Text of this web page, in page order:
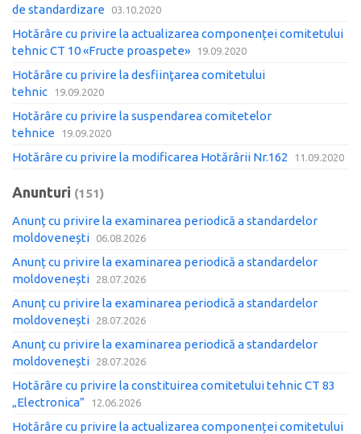
de standardizare
03.10.2020
Hotărâre cu privire la actualizarea componenței comitetului
tehnic CT 10 «Fructe proaspete»
19.09.2020
Hotărâre cu privire la desfiinţarea comitetului
tehnic
19.09.2020
Hotărâre cu privire la suspendarea comitetelor
tehnice
19.09.2020
Hotărâre cu privire la modificarea Hotărârii Nr.162 11.09.2020
Anunturi (151)
Anunț cu privire la examinarea periodică a standardelor
moldovenești
06.08.2026
Anunț cu privire la examinarea periodică a standardelor
moldovenești
28.07.2026
Anunț cu privire la examinarea periodică a standardelor
moldovenești
28.07.2026
Anunț cu privire la examinarea periodică a standardelor
moldovenești
28.07.2026
Hotărâre cu privire la constituirea comitetului tehnic CT 83
„Electronica”
12.06.2026
Hotărâre cu privire la actualizarea componenței comitetului